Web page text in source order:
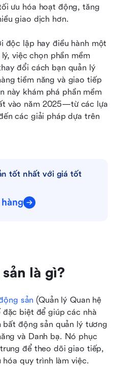
ưu hóa hoạt động, tăng
giao dịch hơn.
độc lập hay điều hành một
việc chọn phần mềm
đổi cách bạn quản lý
tiềm năng và giao tiếp
này khám phá phần mềm
vào năm 2025—từ các lựa
các giải pháp dựa trên
tốt nhất với giá tốt
là gì?
sản (Quản lý Quan hệ
biệt để giúp các nhà
động sản quản lý tương
và Danh bạ. Nó phục
để theo dõi giao tiếp,
quy trình làm việc.
tự động hóa CRM